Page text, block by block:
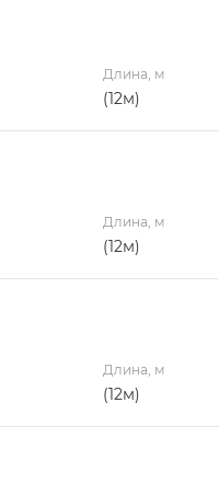
Длина, м
(12м)
Длина, м
(12м)
Длина, м
(12м)